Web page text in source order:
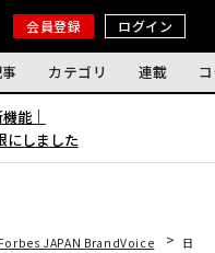
会員登録 ログイン
カテゴリ 連載
能｜
にしました
Forbes JAPAN BrandVoice 日本